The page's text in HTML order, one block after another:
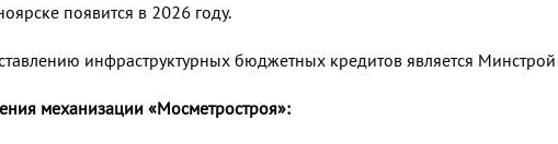
появится в 2026 году.
инфраструктурных бюджетных кредитов является Минстрой
механизации «Мосметростроя»: